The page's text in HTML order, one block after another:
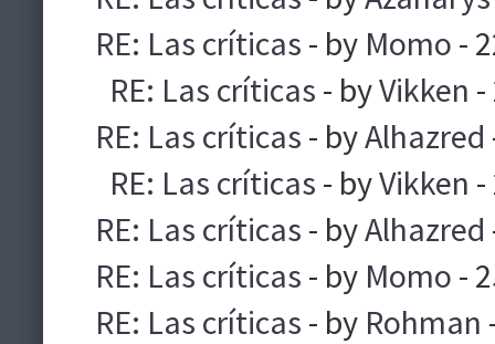
RE: Las críticas - by Momo -
RE: Las críticas - byVikken -
RE: Las críticas - byAlhazred
RE: Las críticas - byVikken -
RE: Las críticas - byAlhazred
RE: Las críticas - by Momo -
RE: Las críticas - by Rohman